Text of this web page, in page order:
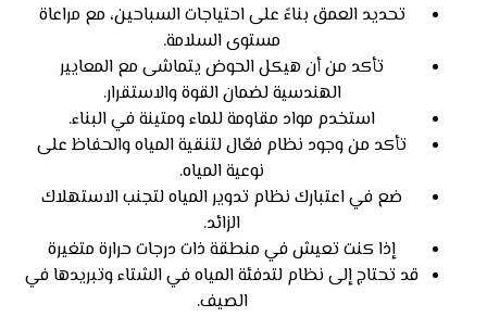
تحديد العمق بناءً على احتياجات السباحين، مع مراعاة
مستوى السلامة.
تأكد من أن هيكل الحوض يتماشى مع المعايير
الهندسية لضمان القوة والاستقرار.
استخدم مواد مقاومة للماء ومتينة في البناء.
تأكد من وجود نظام فعّال لتنقية المياه والحفاظ على
نوعية المياه.
ضع في اعتبارك نظام تدوير المياه لتجنب الاستهلاك
الزائد.
إذا كنت تعيش في منطقة ذات درجات حرارة متغيرة
قد تحتاج إلى نظام لتدفئة المياه في الشتاء وتبريدها في
الصيف.